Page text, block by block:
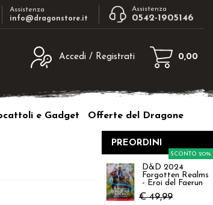
Assistenza
info@dragonstore.it
Assistenza
0542-1905146
Accedi / Registrati
sito clicca sul pulsante "Registrati"
0,00
e Gadget Offerte del Dragone
PREORDINI
D&D 2024
Forgotten Realms
- Eroi del Faerun
€ 49,99
SCONTO 20%